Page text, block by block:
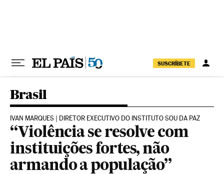
SUSCRÍBETE
Brasil
IVAN MARQUES | DIRETOR EXECUTIVO DO INSTITUTO SOU DA PAZ
“Violência se resolve com
instituições fortes, não
armando a população”